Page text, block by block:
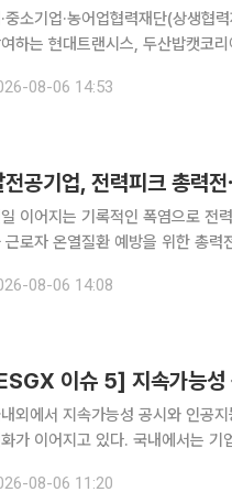
중소기업·농어업협력재단(상생협
하는 현대트랜시스, 두산밥캣코
종 공급망 ESG 지원 시범사업’
08-06 14:53
전공기업, 전력피크 총력
이어지는 기록적인 폭염으로 전
로자 온열질환 예방을 위한 총력전에 돌입했다. 기관장들이 직
에 따르면 한국남동발전·한국서
08-06 14:08
외에서 지속가능성 공시와 인공
가 이어지고 있다. 국내에서는 기
기준을 마련하고 기업용 지붕형
08-06 11:20